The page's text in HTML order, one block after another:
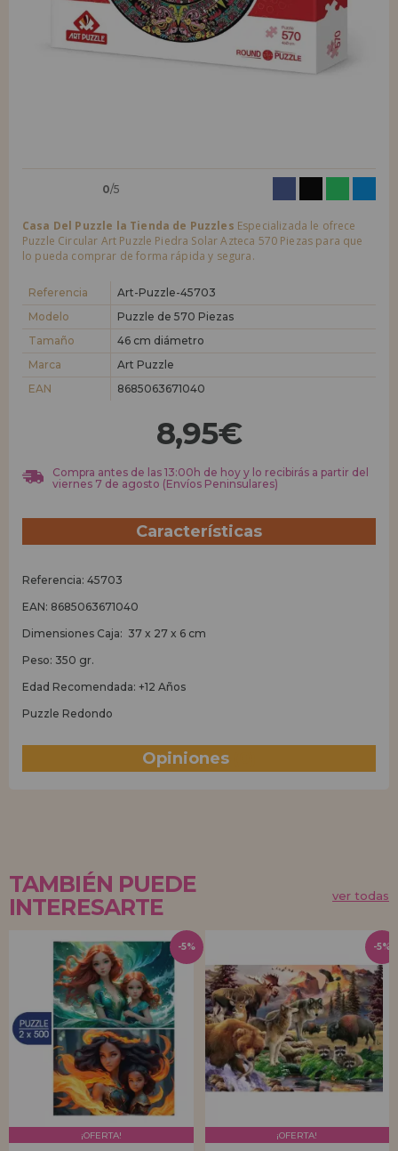
LIQUIDACIONES
Quiero registrarme como
nuevo cliente
Al crear una cuenta en casadelpuzzle.com podrás realizar tus compras
nuevo distribuidor
¿Eres Profesional o Empresa?. ¿Quieres vender en tu negocio
condiciones de ventas con descuentos especiales para la distribución.
¡Adelante! Te estábamos esperando.
REGISTRO DISTRIBUIDOR
0/5
Casa Del Puzzle la Tienda de Puzzles Especializada le ofrece
Puzzle Circular Art Puzzle Piedra Solar Azteca 570 Piezas para que
lo pueda comprar de forma rápida y segura.
Referencia
Art-Puzzle-45703
Modelo
Puzzle de 570 Piezas
Tamaño
46 cm diámetro
Marca
Art Puzzle
EAN
8685063671040
8,95€
Compra antes de las 13:00h de hoy y lo recibirás a partir del
viernes 7 de agosto (Envíos Peninsulares)
Características
Referencia: 45703
EAN: 8685063671040
Dimensiones Caja: 37 x 27 x 6 cm
Peso: 350 gr.
Edad Recomendada: +12 Años
Puzzle Redondo
Opiniones
TAMBIÉN PUEDE
INTERESARTE
ver todas
¡OFERTA!
-5%
¡OFERTA!
-5%